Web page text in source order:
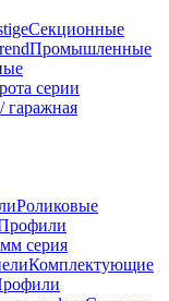
Секционные
Промышленные
серии
гаражная
Роликовые
серия
Комплектующие